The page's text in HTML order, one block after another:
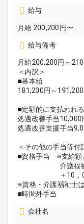
給与
月給 200,200円〜
給与備考
月給200,200円～
＜内訳＞
■基本給
181,200円～191,200
■定額的に支払われ
処遇改善手当10,000
処遇改善支援手当
＜その他の手当等付
■資格手当 ※支給額
介護福祉士／
＋10，000
※資格・介護福祉士
■時間外手当
会社名